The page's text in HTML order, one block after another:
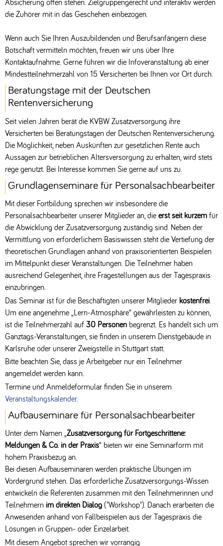
Absicherung offen stehen. Zielgruppengerecht und interaktiv werden
die Zuhörer mit in das Geschehen einbezogen.
Wenn auch Sie Ihren Auszubildenden und Berufsanfängern diese
Botschaft vermitteln möchten, freuen wir uns über Ihre
Kontaktaufnahme. Gerne führen wir die Infoveranstaltung ab einer
Mindestteilnehmerzahl von 15 Versicherten bei Ihnen vor Ort durch.
Beratungstage mit der Deutschen
Rentenversicherung
Seit vielen Jahren berät die KVBW Zusatzversorgung ihre
Versicherten bei Beratungstagen der Deutschen Rentenversicherung.
Die Möglichkeit, neben Auskünften zur gesetzlichen Rente auch
Aussagen zur betrieblichen Altersversorgung zu erhalten, wird stets
rege genutzt. Bei Interesse kommen Sie gerne auf uns zu.
Grundlagenseminare für Personalsachbearbeiter
Mit dieser Fortbildung sprechen wir insbesondere die
Personalsachbearbeiter unserer Mitglieder an, die erst seit kurzem für
die Abwicklung der Zusatzversorgung zuständig sind. Neben der
Vermittlung von erforderlichem Basiswissen steht die Vertiefung der
theoretischen Grundlagen anhand von praxisorientierten Beispielen
im Mittelpunkt dieser Veranstaltungen. Die Teilnehmer haben
ausreichend Gelegenheit, ihre Fragestellungen aus der Tagespraxis
einzubringen.
Das Seminar ist für die Beschäftigten unserer Mitglieder kostenfrei
Um eine angenehme „Lern-Atmosphäre“ gewährleisten zu können,
ist die Teilnehmerzahl auf 30 Personen begrenzt. Es handelt sich um
Ganztags-Veranstaltungen, sie finden in unserem Dienstgebäude in
Karlsruhe oder unserer Zweigstelle in Stuttgart statt.
Bitte beachten Sie, dass je Arbeitgeber nur ein Teilnehmer
angemeldet werden kann.
Termine und Anmeldeformular finden Sie in unserem
Veranstaltungskalender.
Aufbauseminare für Personalsachbearbeiter
Unter dem Namen „Zusatzversorgung für Fortgeschrittene:
Meldungen & Co. in der Praxis“ bieten wir eine Seminarform mit
hohem Praxisbezug an.
Bei diesen Aufbauseminaren werden praktische Übungen im
Vordergrund stehen. Das erforderliche Zusatzversorgungs-Wissen
entwickeln die Referenten zusammen mit den Teilnehmerinnen und
Teilnehmern im direkten Dialog ("Workshop"). Danach erarbeiten die
Anwesenden anhand von Fallbeispielen aus der Tagespraxis die
Lösungen in Gruppen- oder Einzelarbeit.
Mit diesem Angebot sprechen wir vorrangig